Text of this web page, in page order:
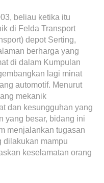
beliau ketika itu
di Felda Transport
depot Serting,
berharga yang
di dalam Kumpulan
lagi minat
automotif. Menurut
mekanik
dan kesungguhan yang
yang besar, bidang ini
menjalankan tugasan
dilakukan mampu
keselamatan orang